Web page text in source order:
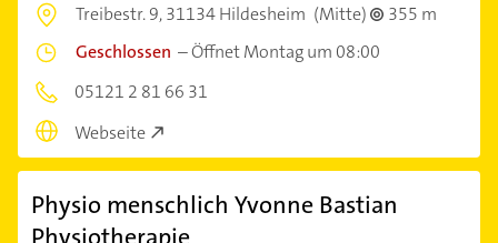
Treibestr. 9,31134 Hildesheim (Mitte)
355 m
Geschlossen –Öffnet Montag um 08:00
05121 2 81 66 31
Webseite
Physio menschlich Yvonne Bastian
Physiotherapie